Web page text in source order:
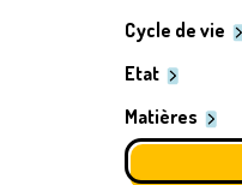
Cycle de vie
Etat
Matières